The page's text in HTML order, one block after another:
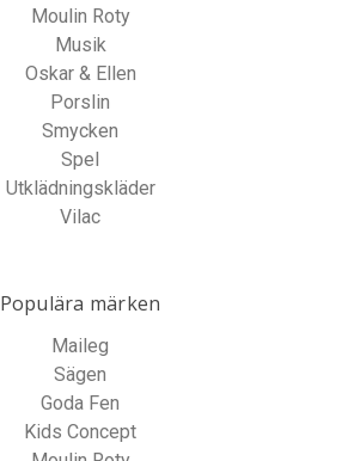
Moulin Roty
Musik
Oskar & Ellen
Porslin
Smycken
Spel
Utklädningskläder
Vilac
Populära märken
Maileg
Sägen
Goda Fen
Kids Concept